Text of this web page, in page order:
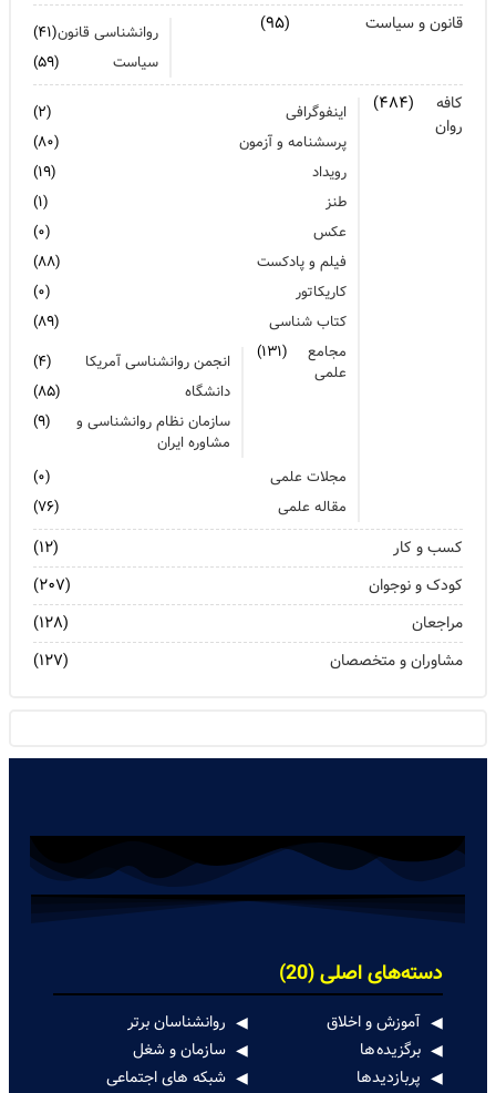
قانون و سیاست
(۹۵) روانشناسی قانون(۴۱)
سیاست
(۵۹)
کافه
روان
(۴۸۴) اینفوگرافی
(۲)
پرسشنامه و آزمون
(۸۰)
رویداد
(۱۹)
طنز
(۱)
عکس
(۰)
فیلم و پادکست
(۸۸)
کاریکاتور
(۰)
کتاب شناسی
(۸۹)
مجامع
علمی
(۱۳۱) انجمن روانشناسی آمریکا
(۴)
دانشگاه
(۸۵)
سازمان نظام روانشناسی و
مشاوره ایران
(۹)
مجلات علمی
(۰)
مقاله علمی
(۷۶)
کسب و کار
(۱۲)
کودک و نوجوان
(۲۰۷)
مراجعان
(۱۲۸)
مشاوران و متخصصان
(۱۲۷)
دسته‌های اصلی (20)
آموزش و اخلاق
برگزیده ها
پربازدیدها
روانشناسان برتر
سازمان و شغل
شبکه های اجتماعی